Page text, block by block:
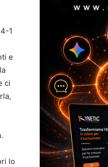
1
e
ci
lo